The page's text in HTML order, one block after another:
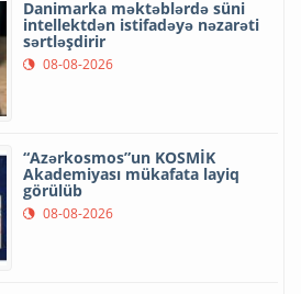
Danimarka məktəblərdə süni
intellektdən istifadəyə nəzarəti
sərtləşdirir
08-08-2026
“Azərkosmos”un KOSMİK
Akademiyası mükafata layiq
görülüb
08-08-2026